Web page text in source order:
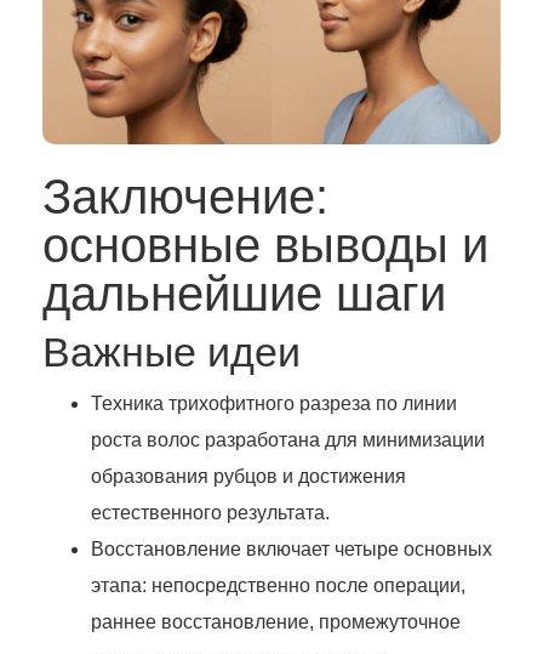
Заключение:
основные выводы и
дальнейшие шаги
Важные идеи
Техника трихофитного разреза по линии
роста волос разработана для минимизации
образования рубцов и достижения
естественного результата.
Восстановление включает четыре основных
этапа: непосредственно после операции,
раннее восстановление, промежуточное